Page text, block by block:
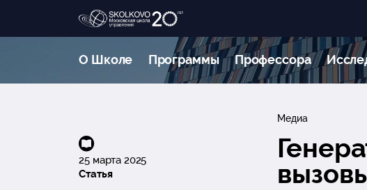
О Школе Программы Профессора
25 марта 2025
Статья
Медиа